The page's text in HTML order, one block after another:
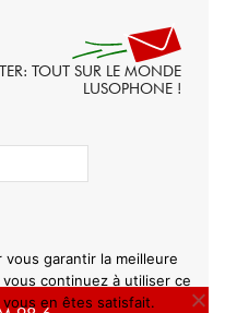
TOUT SUR LE MONDE
LUSOPHONE !
garantir la meilleure
continuez à utiliser ce
en êtes satisfait.